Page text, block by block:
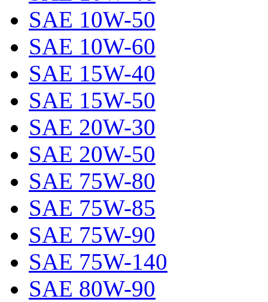
SAE 10W-50
SAE 10W-60
SAE 15W-40
SAE 15W-50
SAE 20W-30
SAE 20W-50
SAE 75W-80
SAE 75W-85
SAE 75W-90
SAE 75W-140
SAE 80W-90